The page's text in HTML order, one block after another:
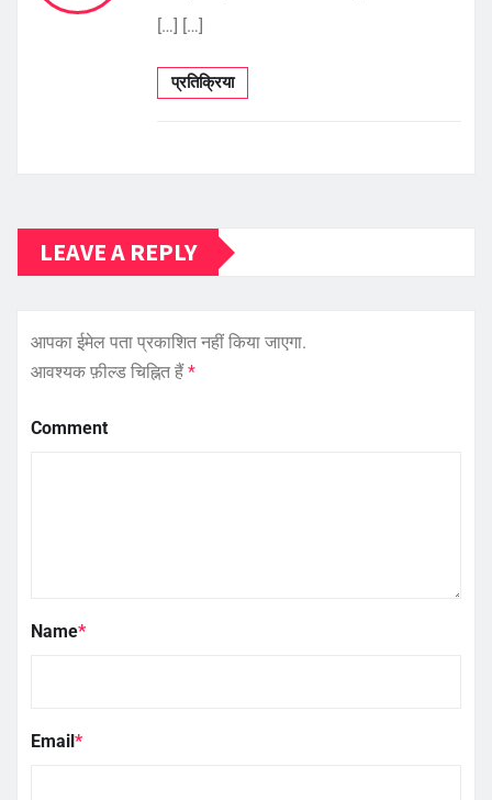
[…] […]
प्रतिक्रिया
LEAVE A REPLY
आपका ईमेल पता प्रकाशित नहीं किया जाएगा.
आवश्यक फ़ील्ड चिह्नित हैं *
Comment
Name*
Email*